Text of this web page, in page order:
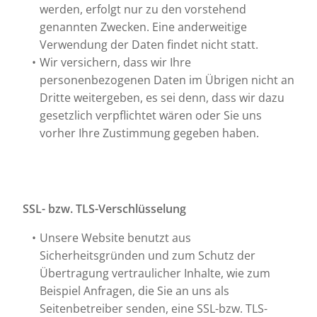
werden, erfolgt nur zu den vorstehend
genannten Zwecken. Eine anderweitige
Verwendung der Daten findet nicht statt.
Wir versichern, dass wir Ihre
personenbezogenen Daten im Übrigen nicht an
Dritte weitergeben, es sei denn, dass wir dazu
gesetzlich verpflichtet wären oder Sie uns
vorher Ihre Zustimmung gegeben haben.
SSL- bzw. TLS-Verschlüsselung
Unsere Website benutzt aus
Sicherheitsgründen und zum Schutz der
Übertragung vertraulicher Inhalte, wie zum
Beispiel Anfragen, die Sie an uns als
Seitenbetreiber senden, eine SSL-bzw. TLS-